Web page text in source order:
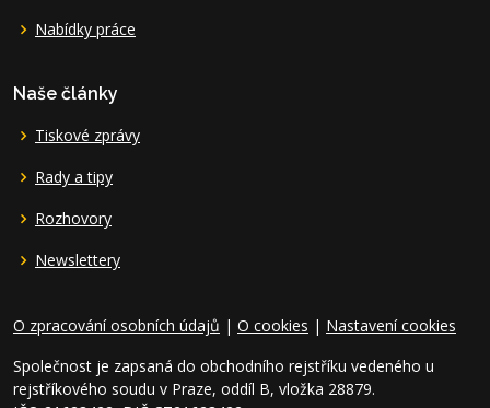
Nabídky práce
Naše články
Tiskové zprávy
Rady a tipy
Rozhovory
Newslettery
O zpracování osobních údajů | O cookies | Nastavení cookies
Společnost je zapsaná do obchodního rejstříku vedeného u
rejstříkového soudu v Praze, oddíl B, vložka 28879.